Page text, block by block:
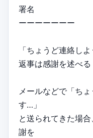
署名
ーーーーーーー
「ちょうど連絡し
返事は感謝を述べる
メールなどで「ち
す…」
と送られてきた場
謝を